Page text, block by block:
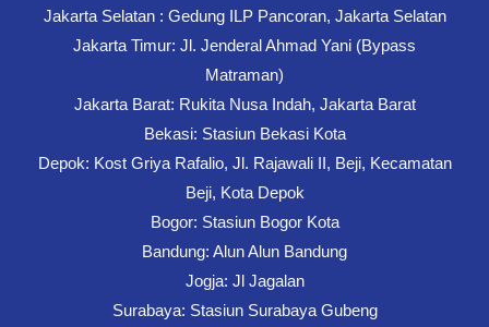
Jakarta Selatan : Gedung ILP Pancoran, Jakarta Selatan
Jakarta Timur: Jl. Jenderal Ahmad Yani (Bypass
Matraman)
Jakarta Barat: Rukita Nusa Indah, Jakarta Barat
Bekasi: Stasiun Bekasi Kota
Depok: Kost Griya Rafalio, Jl. Rajawali II, Beji, Kecamatan
Beji, Kota Depok
Bogor: Stasiun Bogor Kota
Bandung: Alun Alun Bandung
Jogja: Jl Jagalan
Surabaya: Stasiun Surabaya Gubeng